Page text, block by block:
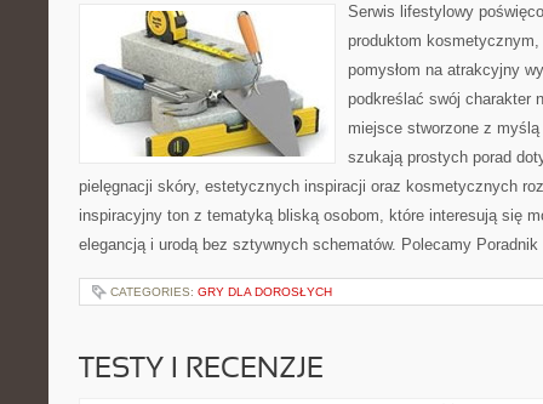
Serwis lifestylowy
produktom
pomysłom na atrakcyjny
podkreślać swój charakter
miejsce stworzone z
szukają prostych porad
pielęgnacji skóry, estetycznych inspiracji oraz kosmetycznych
inspiracyjny ton z tematyką bliską osobom, które interesują się
elegancją i urodą bez sztywnych schematów. Polecamy
CATEGORIES: GRY DLA DOROSŁYCH
TESTY I RECENZJE